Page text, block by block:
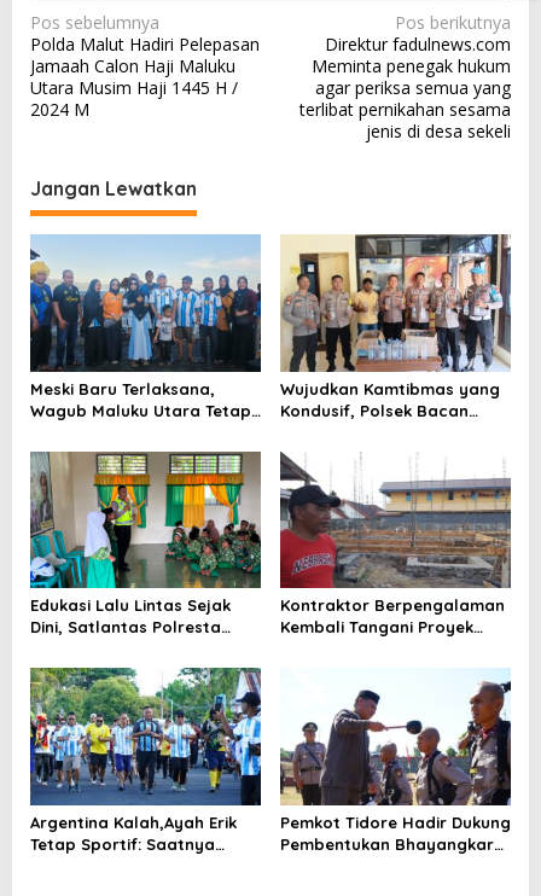
N
a
v
i
a
s
i
p
o
s
Pos sebelumnya
Polda Malut Hadiri Pelepasan
Jamaah Calon Haji Maluku
Utara Musim Haji 1445 H /
2024 M
Pos berikutnya
Direktur fadulnews.com
Meminta penegak hukum
agar periksa semua yang
terlibat pernikahan sesama
jenis di desa sekeli
Jangan Lewatkan
Meski Baru Terlaksana,
Wagub Maluku Utara Tetap
Pantai Tugulufa
Wujudkan Kamtibmas yang
Kondusif, Polsek Bacan
Peredaran Miras Cap Tikus
Edukasi Lalu Lintas Sejak
Dini, Satlantas Polresta
School_ di MIN 1 Kota
Tidore Kepulauan
Kontraktor Berpengalaman
Kembali Tangani Proyek
Mess Senilai Rp4,76 Miliar
Resmi Dimulai
Argentina Kalah,Ayah Erik
Tetap Sportif: Saatnya
Pemkot Tidore Hadir Dukung
Pembentukan Bhayangkara